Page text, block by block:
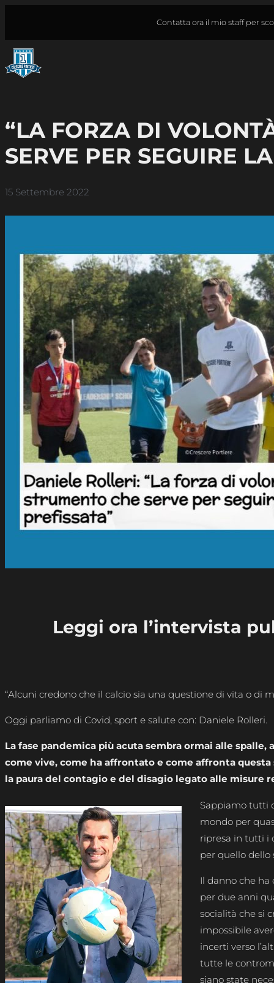
contenuto
Contatta ora il mio staff per
“LA FORZA DI
SERVE PER SEGUIRE
15 Settembre 2022
Leggi ora l’intervista
“Alcuni credono che il calcio sia una questione di vita o di
Oggi parliamo di Covid, sport e salute con: Daniele Rolleri.
La fase pandemica più acuta sembra ormai alle
come vive, come ha affrontato e come affronta
la paura del contagio e del disagio legato alle misure
Sappiamo tutti
mondo per
ripresa in tutti i
per quello dello
Il danno che ha
per due anni
socialità che si
impossibile
incerti verso
tutte le
siano state